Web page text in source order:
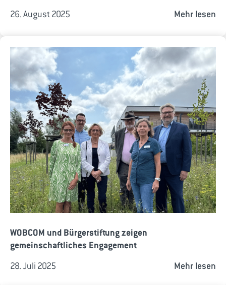
26. August 2025 Mehr lesen
WOBCOM und Bürgerstiftung zeigen
gemeinschaftliches Engagement
28. Juli 2025 Mehr lesen